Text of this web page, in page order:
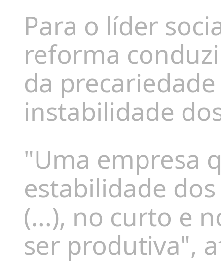
Para o líder
reforma
da
instabilidade
"Uma empresa
estabilidade
(...), no curto e
ser produtiva",